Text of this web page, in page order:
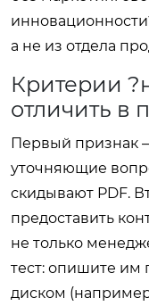
а не из отдела
Критерии
отличить в
Первый признак
уточняющие
скидывают PDF.
предоставить
не только
тест: опишите
диском